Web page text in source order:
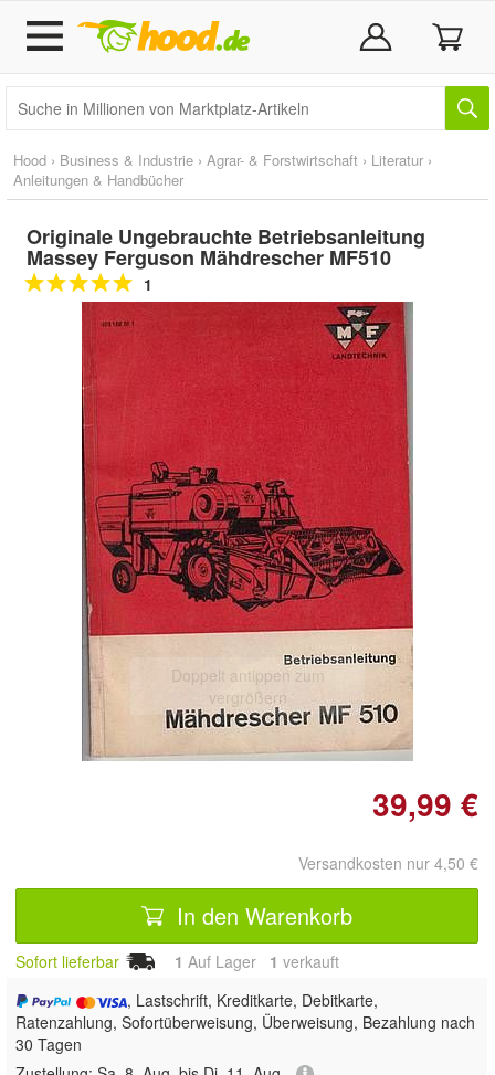
Hood › Business & Industrie › Agrar- & Forstwirtschaft › Literatur ›
Anleitungen & Handbücher
Originale Ungebrauchte Betriebsanleitung
Massey Ferguson Mähdrescher MF510
1
Doppelt antippen zum
vergrößern
39,99 €
Versandkosten nur 4,50 €
In den Warenkorb
Sofort lieferbar 1 Auf Lager 1 verkauft
, Lastschrift, Kreditkarte, Debitkarte,
Ratenzahlung, Sofortüberweisung, Überweisung, Bezahlung nach
30 Tagen